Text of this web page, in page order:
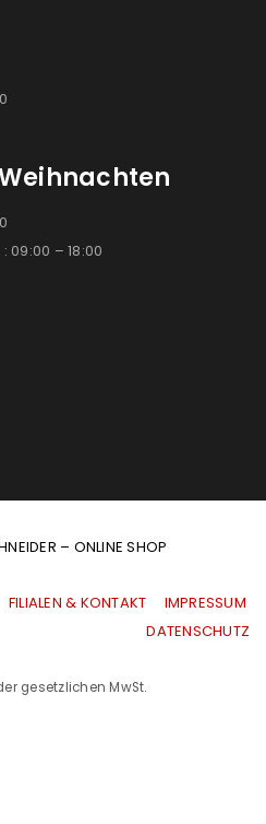
– 18:00
– ONLINE SHOP
FILIALEN & KONTAKT
IMPRESSUM
|DATENSCHUTZ
gesetzlichen MwSt.